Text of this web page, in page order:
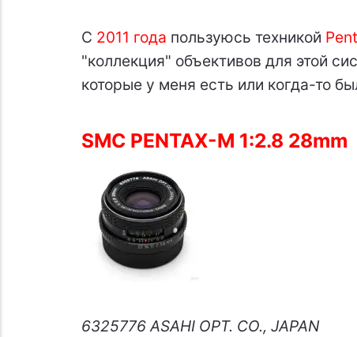
С 2011 года пользуюсь техникой
"коллекция" объективов для этой
которые у меня есть или когда-то
SMC PENTAX-M 1:2.8 28mm
6325776 ASAHI OPT. CO., JAPAN